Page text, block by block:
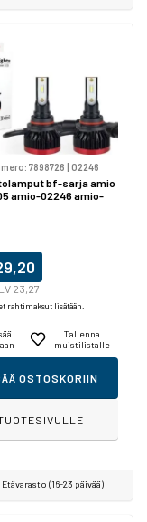
7898726 | 02246
bf-sarja amio
amio-02246 amio-
23,27
rahtimaksut lisätään.
Tallenna
muistilistalle
OSTOSKORIIN
Etävarasto (16-23 päivää)